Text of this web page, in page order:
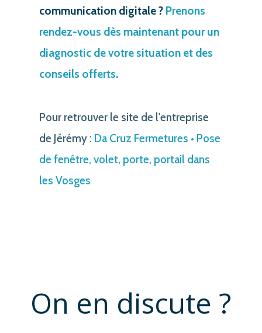
communication digitale ? Prenons
rendez-vous dès maintenant pour un
diagnostic de votre situation et des
conseils offerts.
Pour retrouver le site de l'entreprise
de Jérémy : Da Cruz Fermetures • Pose
de fenêtre, volet, porte, portail dans
les Vosges
On en discute ?